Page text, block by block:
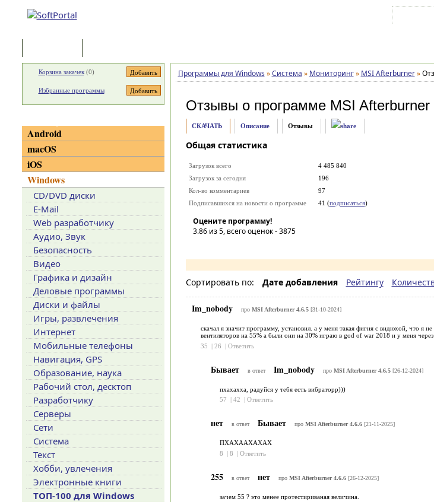
Программы для Windows » Система » Мониторинг » MSI Afterburner »
Отзывы о программе MSI Afterburner
СКАЧАТЬ Описание Отзывы
Общая статистика
Загрузок всего
4 485 840
Загрузок за сегодня
196
Кол-во комментариев
97
Подписавшихся на новости о программе
41 (подписаться)
Оцените программу!
3.86из 5, всего оценок -3875
Сортировать по: Дате добавления Рейтингу
Im_nobody про MSI Afterburner 4.6.5[31-10-2024]
скачал я значит программу, установил. а у меня такая фигня с видюхой, что я
вентиляторов на 55% а были они на 30% играю в god of war 2018 и у меня
35
| 26 | Ответить
Бывает в ответ Im_nobody про MSI Afterburner 4.6.5[26-12-2024]
пхахахха, радуйся у тебя есть вибраторр)))
57
| 42 | Ответить
нет в ответ Бывает про MSI Afterburner 4.6.6[21-11-2025]
ПХАХААХАХАХ
8
| 8 | Ответить
255 в ответ нет про MSI Afterburner 4.6.6[26-12-2025]
зачем 55 ? это менее протестириваная величина.
Корзина закачек(0)
Избранные программы
Android
macOS
iOS
Windows
CD/DVD диски
E-Mail
Web разработчику
Аудио, Звук
Безопасность
Видео
Графика и дизайн
Деловые программы
Диски и файлы
Игры, развлечения
Интернет
Мобильные телефоны
Навигация, GPS
Образование, наука
Рабочий стол, десктоп
Разработчику
Серверы
Сети
Система
Текст
Хобби, увлечения
Электронные книги
ТОП-100 для Windows